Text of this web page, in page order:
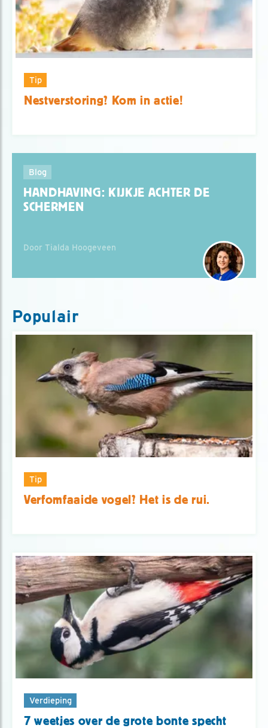
Tip
Nestverstoring? Kom in actie!
Blog
HANDHAVING: KIJKJE ACHTER DE
SCHERMEN
Door Tialda Hoogeveen
Populair
Tip
Verfomfaaide vogel? Het is de rui.
Verdieping
7 weetjes over de grote bonte specht